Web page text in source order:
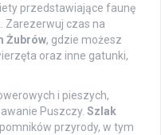
przedstawiające faunę
Zarezerwuj czas na
Żubrów, gdzie możesz
oraz inne gatunki,
i pieszych,
Puszczy. Szlak
przyrody, w tym